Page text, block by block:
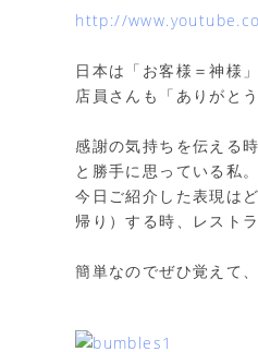
http://
日本は「お客様＝神様
店員さんも「ありがと
感謝の気持ちを伝える
と勝手に思っている私。
今日ご紹介した表現は
帰り）する時、レスト
簡単なのでぜひ覚えて